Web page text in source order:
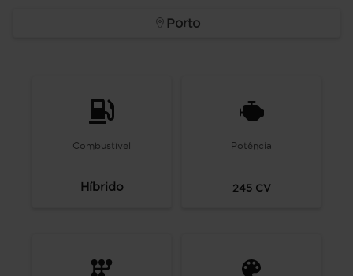
Porto
Combustível
Híbrido
Potência
245CV